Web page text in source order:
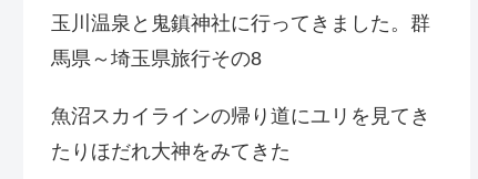
玉川温泉と鬼鎮神社に行ってきました。群
馬県～埼玉県旅行その8
魚沼スカイラインの帰り道にユリを見てき
たりほだれ大神をみてきた